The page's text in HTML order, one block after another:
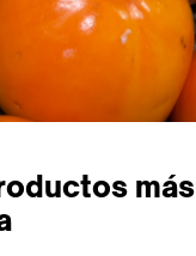
más